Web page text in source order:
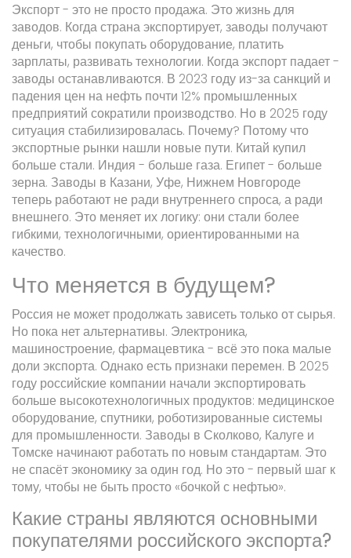
Экспорт - это не просто продажа. Это жизнь для
заводов. Когда страна экспортирует, заводы получают
деньги, чтобы покупать оборудование, платить
зарплаты, развивать технологии. Когда экспорт падает -
заводы останавливаются. В 2023 году из-за санкций и
падения цен на нефть почти 12% промышленных
предприятий сократили производство. Но в 2025 году
ситуация стабилизировалась. Почему? Потому что
экспортные рынки нашли новые пути. Китай купил
больше стали. Индия - больше газа. Египет - больше
зерна. Заводы в Казани, Уфе, Нижнем Новгороде
теперь работают не ради внутреннего спроса, а ради
внешнего. Это меняет их логику: они стали более
гибкими, технологичными, ориентированными на
качество.
Что меняется в будущем?
Россия не может продолжать зависеть только от сырья.
Но пока нет альтернативы. Электроника,
машиностроение, фармацевтика - всё это пока малые
доли экспорта. Однако есть признаки перемен. В 2025
году российские компании начали экспортировать
больше высокотехнологичных продуктов: медицинское
оборудование, спутники, роботизированные системы
для промышленности. Заводы в Сколково, Калуге и
Томске начинают работать по новым стандартам. Это
не спасёт экономику за один год. Но это - первый шаг к
тому, чтобы не быть просто «бочкой с нефтью».
Какие страны являются основными
покупателями российского экспорта?